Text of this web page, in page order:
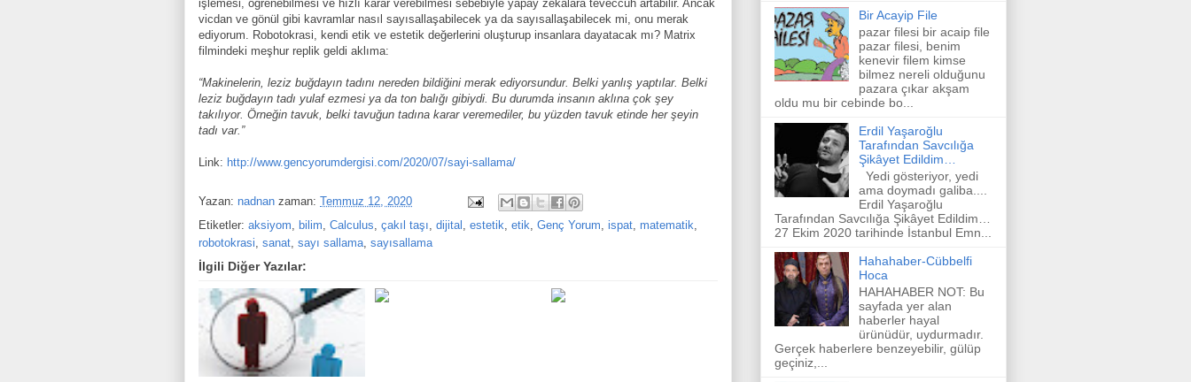
işlemesi, öğrenebilmesi ve hızlı karar verebilmesi sebebiyle yapay zekâlara teveccüh artabilir. Ancak
vicdan ve gönül gibi kavramlar nasıl sayısallaşabilecek ya da sayısallaşabilecek mi, onu merak
ediyorum. Robotokrasi, kendi etik ve estetik değerlerini oluşturup insanlara dayatacak mı? Matrix
filmindeki meşhur replik geldi aklıma:
“Makinelerin, leziz buğdayın tadını nereden bildiğini merak ediyorsundur. Belki yanlış yaptılar. Belki
leziz buğdayın tadı yulaf ezmesi ya da ton balığı gibiydi. Bu durumda insanın aklına çok şey
takılıyor. Örneğin tavuk, belki tavuğun tadına karar veremediler, bu yüzden tavuk etinde her şeyin
tadı var.”
Link: http://www.gencyorumdergisi.com/2020/07/sayi-sallama/
Yazan: nadnan zaman: Temmuz 12, 2020
Etiketler: aksiyom bilim Calculus çakıl taşı dijital estetik etik Genç Yorum ispat matematik
robotokrasi sanat sayı sallama sayısallama
İlgili Diğer Yazılar:
Bir Acayip File
pazar filesi bir acaip file
pazar filesi, benim
kenevir filem kimse
bilmez nereli olduğunu
pazara çıkar akşam
oldu mu bir cebinde bo...
Erdil Yaşaroğlu
Tarafından Savcılığa
Şikâyet Edildim…
Yedi gösteriyor, yedi
ama doymadı galiba....
Erdil Yaşaroğlu
Tarafından Savcılığa Şikâyet Edildim…
27 Ekim 2020 tarihinde İstanbul Emn...
Hahahaber-Cübbelfi
Hoca
HAHAHABER NOT: Bu
sayfada yer alan
haberler hayal
ürünüdür, uydurmadır.
Gerçek haberlere benzeyebilir, gülüp
geçiniz,...